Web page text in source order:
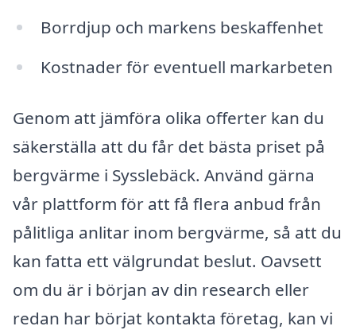
Borrdjup och markens beskaffenhet
Kostnader för eventuell markarbeten
Genom att jämföra olika offerter kan du
säkerställa att du får det bästa priset på
bergvärme i Sysslebäck. Använd gärna
vår plattform för att få flera anbud från
pålitliga anlitar inom bergvärme, så att du
kan fatta ett välgrundat beslut. Oavsett
om du är i början av din research eller
redan har börjat kontakta företag, kan vi